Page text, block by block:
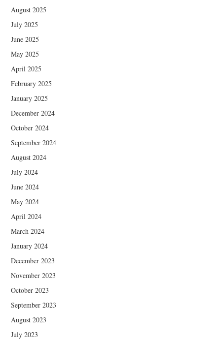
August 2025
July 2025
June 2025
May 2025
April 2025
February 2025
January 2025
December 2024
October 2024
September 2024
August 2024
July 2024
June 2024
May 2024
April 2024
March 2024
January 2024
December 2023
November 2023
October 2023
September 2023
August 2023
July 2023